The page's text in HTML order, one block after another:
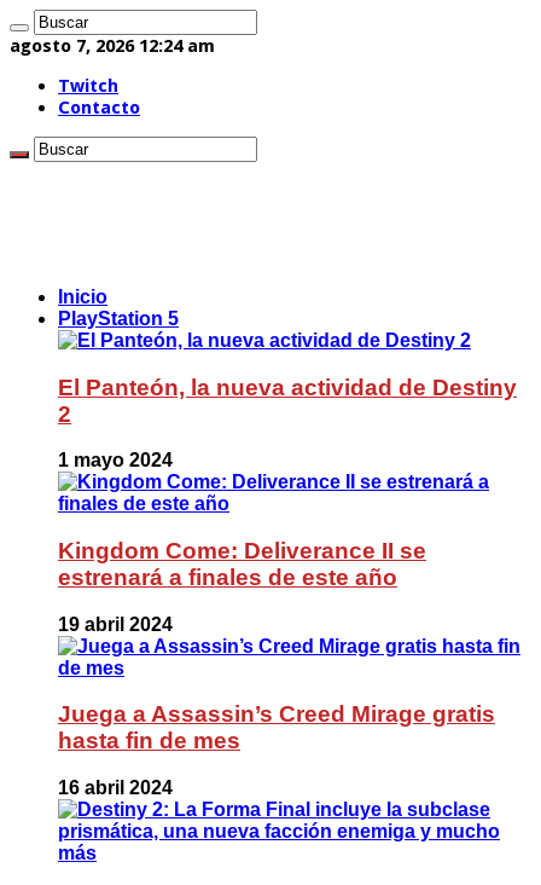
agosto 7, 2026 12:24 am
Twitch
Contacto
Inicio
PlayStation 5
El Panteón, la nueva actividad de Destiny
2
1 mayo 2024
Kingdom Come: Deliverance II se
estrenará a finales de este año
19 abril 2024
Juega a Assassin’s Creed Mirage gratis
hasta fin de mes
16 abril 2024